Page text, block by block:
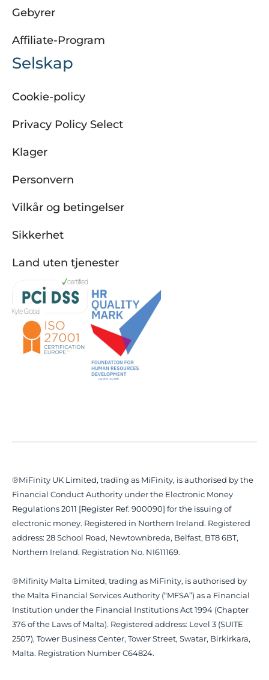
®MiFinity UK Limited, trading as MiFinity, is authorised by the
Financial Conduct Authority under the Electronic Money
Regulations 2011 [Register Ref. 900090] for the issuing of
electronic money. Registered in Northern Ireland. Registered
address: 28 School Road, Newtownbreda, Belfast, BT8 6BT,
Northern Ireland. Registration No. NI611169.
®Mifinity Malta Limited, trading as MiFinity, is authorised by
the Malta Financial Services Authority (“MFSA”) as a Financial
Institution under the Financial Institutions Act 1994 (Chapter
376 of the Laws of Malta). Registered address: Level 3 (SUITE
2507), Tower Business Center, Tower Street, Swatar, Birkirkara,
Malta. Registration Number C64824.
Gebyrer
Affiliate-Program
Selskap
Cookie-policy
Privacy Policy Select
Klager
Personvern
Vilkår og betingelser
Sikkerhet
Land uten tjenester